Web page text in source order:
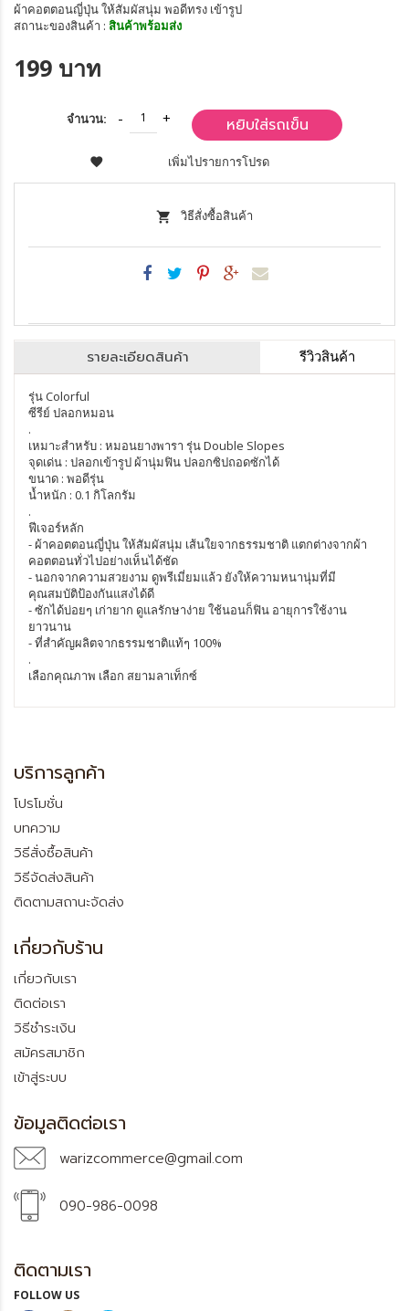
ผ้าคอตตอนญี่ปุ่น ให้สัมผัสนุ่ม พอดีทรง เข้ารูป
สถานะของสินค้า : สินค้าพร้อมส่ง
199 บาท
จำนวน: หยิบใส่รถเข็น
เพิ่มไปรายการโปรด
วิธีสั่งซื้อสินค้า
รายละเอียดสินค้า รีวิวสินค้า
รุ่น Colorful
ซีรีย์ ปลอกหมอน
.
เหมาะสำหรับ : หมอนยางพารา รุ่น Double Slopes
จุดเด่น : ปลอกเข้ารูป ผ้านุ่มฟิน ปลอกซิปถอดซักได้
ขนาด : พอดีรุ่น
น้ำหนัก : 0.1 กิโลกรัม
.
ฟีเจอร์หลัก
- ผ้าคอตตอนญี่ปุ่น ให้สัมผัสนุ่ม เส้นใยจากธรรมชาติ แตกต่างจากผ้า
คอตตอนทั่วไปอย่างเห็นได้ชัด
- นอกจากความสวยงาม ดูพรีเมี่ยมแล้ว ยังให้ความหนานุ่มที่มี
คุณสมบัติป้องกันแสงได้ดี
- ซักได้บ่อยๆ เก่ายาก ดูแลรักษาง่าย ใช้นอนก็ฟิน อายุการใช้งาน
ยาวนาน
- ที่สำคัญผลิตจากธรรมชาติแท้ๆ 100%
.
เลือกคุณภาพ เลือก สยามลาเท็กซ์
บริการลูกค้า
โปรโมชั่น
บทความ
วิธีสั่งซื้อสินค้า
วิธีจัดส่งสินค้า
ติดตามสถานะจัดส่ง
เกี่ยวกับร้าน
เกี่ยวกับเรา
ติดต่อเรา
วิธีชำระเงิน
สมัครสมาชิก
เข้าสู่ระบบ
ข้อมูลติดต่อเรา
warizcommerce@gmail.com
090-986-0098
ติดตามเรา
FOLLOW US